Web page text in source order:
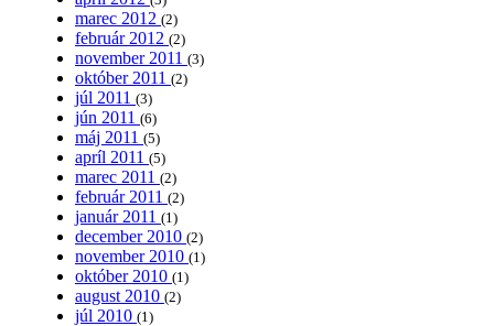
marec 2012 (2)
február 2012 (2)
november 2011 (3)
október 2011 (2)
júl 2011 (3)
jún 2011 (6)
máj 2011 (5)
apríl 2011 (5)
marec 2011 (2)
február 2011 (2)
január 2011 (1)
december 2010 (2)
november 2010 (1)
október 2010 (1)
august 2010 (2)
júl 2010 (1)